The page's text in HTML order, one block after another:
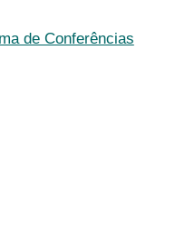
de Conferências